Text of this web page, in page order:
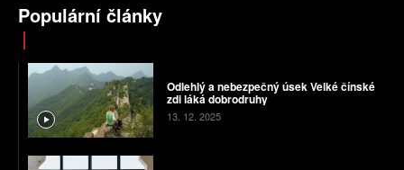
Populární články
Odlehlý a nebezpečný úsek Velké čínské
zdi láká dobrodruhy
13. 12. 2025